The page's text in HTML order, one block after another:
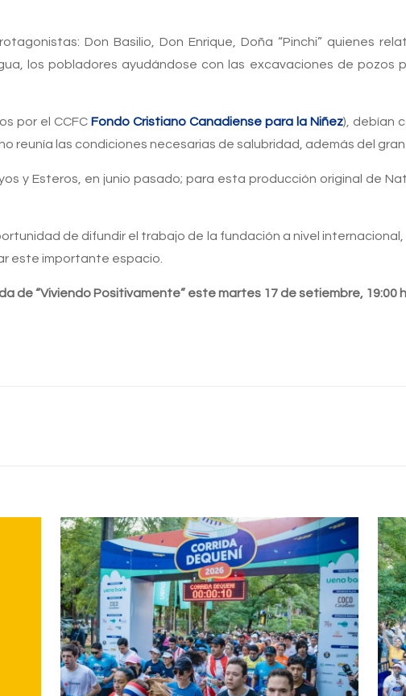
Don Basilio, Don Enrique, Doña “Pinchi” quienes
los pobladores ayudándose con las excavaciones de pozos
por el CCFC Fondo Cristiano Canadiense para la Niñez), debían
reunía las condiciones necesarias de salubridad, además del
y Esteros, en junio pasado; para esta producción original de
de difundir el trabajo de la fundación a nivel
este importante espacio.
de “Viviendo Positivamente” este martes 17 de setiembre, 19:00